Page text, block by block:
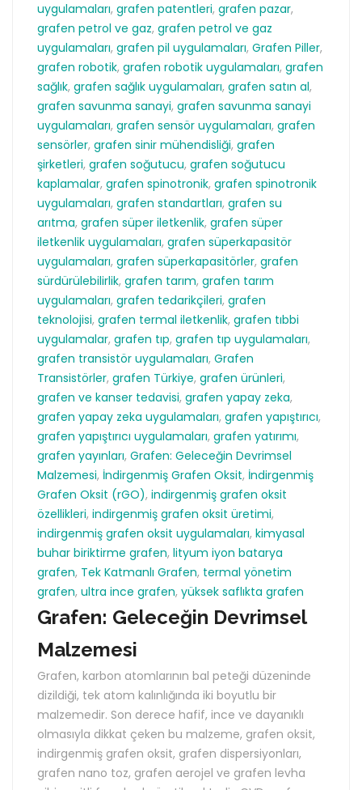
uygulamaları, grafen patentleri, grafen pazar,
grafen petrol ve gaz, grafen petrol ve gaz
uygulamaları, grafen pil uygulamaları, Grafen Piller,
grafen robotik, grafen robotik uygulamaları, grafen
sağlık, grafen sağlık uygulamaları, grafen satın al,
grafen savunma sanayi, grafen savunma sanayi
uygulamaları, grafen sensör uygulamaları, grafen
sensörler, grafen sinir mühendisliği, grafen
şirketleri, grafen soğutucu, grafen soğutucu
kaplamalar, grafen spinotronik, grafen spinotronik
uygulamaları, grafen standartları, grafen su
arıtma, grafen süper iletkenlik, grafen süper
iletkenlik uygulamaları, grafen süperkapasitör
uygulamaları, grafen süperkapasitörler, grafen
sürdürülebilirlik, grafen tarım, grafen tarım
uygulamaları, grafen tedarikçileri, grafen
teknolojisi, grafen termal iletkenlik, grafen tıbbi
uygulamalar, grafen tıp, grafen tıp uygulamaları,
grafen transistör uygulamaları, Grafen
Transistörler, grafen Türkiye, grafen ürünleri,
grafen ve kanser tedavisi, grafen yapay zeka,
grafen yapay zeka uygulamaları, grafen yapıştırıcı,
grafen yapıştırıcı uygulamaları, grafen yatırımı,
grafen yayınları, Grafen: Geleceğin Devrimsel
Malzemesi, İndirgenmiş Grafen Oksit, İndirgenmiş
Grafen Oksit (rGO), indirgenmiş grafen oksit
özellikleri, indirgenmiş grafen oksit üretimi,
indirgenmiş grafen oksit uygulamaları, kimyasal
buhar biriktirme grafen, lityum iyon batarya
grafen, Tek Katmanlı Grafen, termal yönetim
grafen, ultra ince grafen, yüksek saflıkta grafen
Grafen: Geleceğin Devrimsel
Malzemesi
Grafen, karbon atomlarının bal peteği düzeninde
dizildiği, tek atom kalınlığında iki boyutlu bir
malzemedir. Son derece hafif, ince ve dayanıklı
olmasıyla dikkat çeken bu malzeme, grafen oksit,
indirgenmiş grafen oksit, grafen dispersiyonları,
grafen nano toz, grafen aerojel ve grafen levha